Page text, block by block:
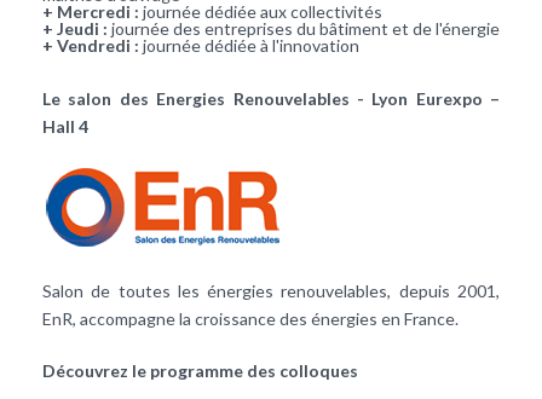
+ Mercredi : journée dédiée aux collectivités
+ Jeudi : journée des entreprises du bâtiment et de l'énergie
+ Vendredi : journée dédiée à l'innovation
Le salon des Energies Renouvelables - Lyon Eurexpo –
Hall 4
Salon de toutes les énergies renouvelables, depuis 2001,
EnR, accompagne la croissance des énergies en France.
Découvrez le programme des colloques